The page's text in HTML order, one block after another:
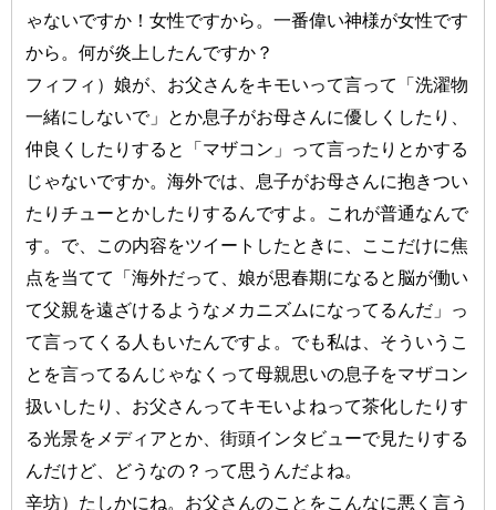
ゃないですか！女性ですから。一番偉い神様が女性です
から。何が炎上したんですか？
フィフィ）娘が、お父さんをキモいって言って「洗濯物
一緒にしないで」とか息子がお母さんに優しくしたり、
仲良くしたりすると「マザコン」って言ったりとかする
じゃないですか。海外では、息子がお母さんに抱きつい
たりチューとかしたりするんですよ。これが普通なんで
す。で、この内容をツイートしたときに、ここだけに焦
点を当てて「海外だって、娘が思春期になると脳が働い
て父親を遠ざけるようなメカニズムになってるんだ」っ
て言ってくる人もいたんですよ。でも私は、そういうこ
とを言ってるんじゃなくって母親思いの息子をマザコン
扱いしたり、お父さんってキモいよねって茶化したりす
る光景をメディアとか、街頭インタビューで見たりする
んだけど、どうなの？って思うんだよね。
辛坊）たしかにね。お父さんのことをこんなに悪く言う